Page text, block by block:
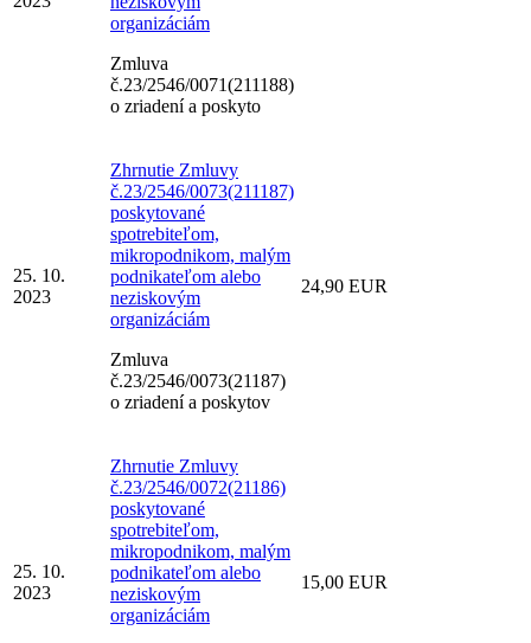
organizáciám
Zmluva
č.23/2546/0071(211188)
o zriadení a poskyto
25. 10.
2023
Zhrnutie Zmluvy
č.23/2546/0073(211187)
poskytované
spotrebiteľom,
mikropodnikom, malým
podnikateľom alebo
neziskovým
organizáciám
Zmluva
č.23/2546/0073(21187)
o zriadení a poskytov
24,90 EUR
25. 10.
2023
Zhrnutie Zmluvy
č.23/2546/0072(21186)
poskytované
spotrebiteľom,
mikropodnikom, malým
podnikateľom alebo
neziskovým
organizáciám
15,00 EUR